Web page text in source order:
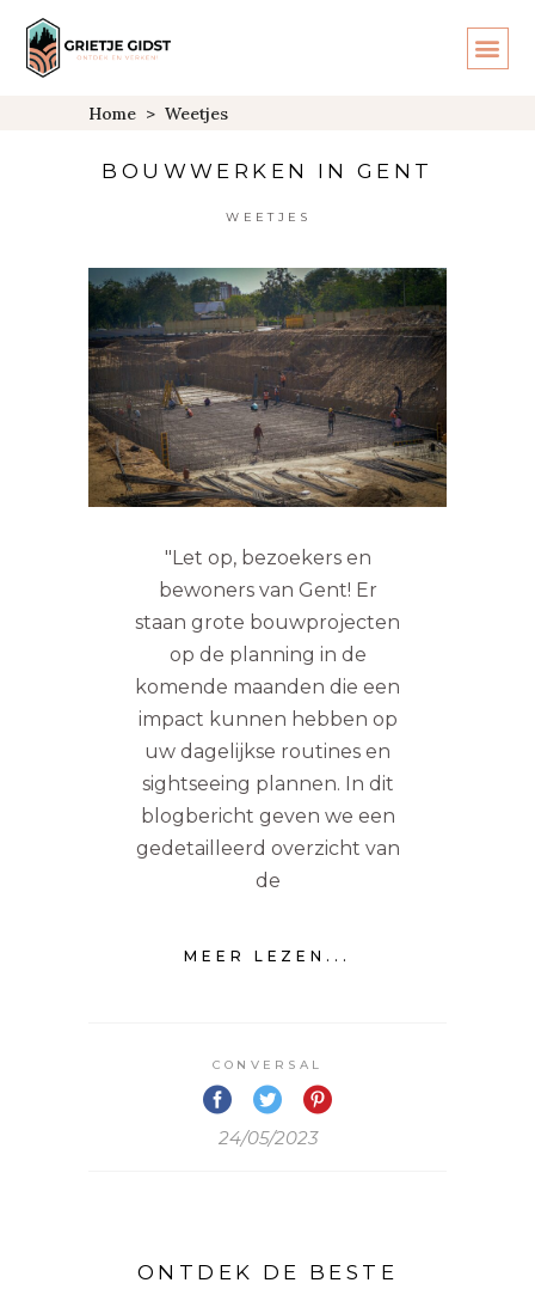
Home > Weetjes
BOUWWERKEN IN GENT
WEETJES
"Let op, bezoekers en
bewoners van Gent! Er
staan grote bouwprojecten
op de planning in de
komende maanden die een
impact kunnen hebben op
uw dagelijkse routines en
sightseeing plannen. In dit
blogbericht geven we een
gedetailleerd overzicht van
de
MEER LEZEN...
CONVERSAL
24/05/2023
ONTDEK DE BESTE